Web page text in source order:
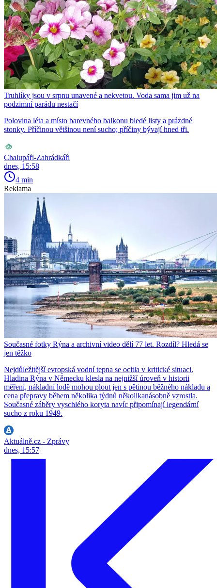
Truhlíky jsou v srpnu unavené a nekvetou. Voda sama jim už na
podzimní parádu nestačí
Polovina léta a místo barevného balkonu bledé listy a prázdné
stonky. Příčinou většinou není sucho; příčiny bývají hned tři.
Chalupáři-Zahrádkáři
dnes, 15:58
4 min
Reklama
Současné fotky Rýna a archivní video dělí 77 let. Rozdíl? Hledá se
jen těžko
Nejdůležitější evropská vodní tepna se ocitla v kritické situaci.
Hladina Rýna v Německu klesla na nejnižší úroveň v historii
měření, nákladní lodě mohou plout jen s pětinou běžného nákladu a
cena přepravy během několika týdnů několikanásobně vzrostla.
Současné záběry vyschlého koryta navíc připomínají legendární
sucho z roku 1949.
Aktuálně.cz - Zprávy
dnes, 15:57